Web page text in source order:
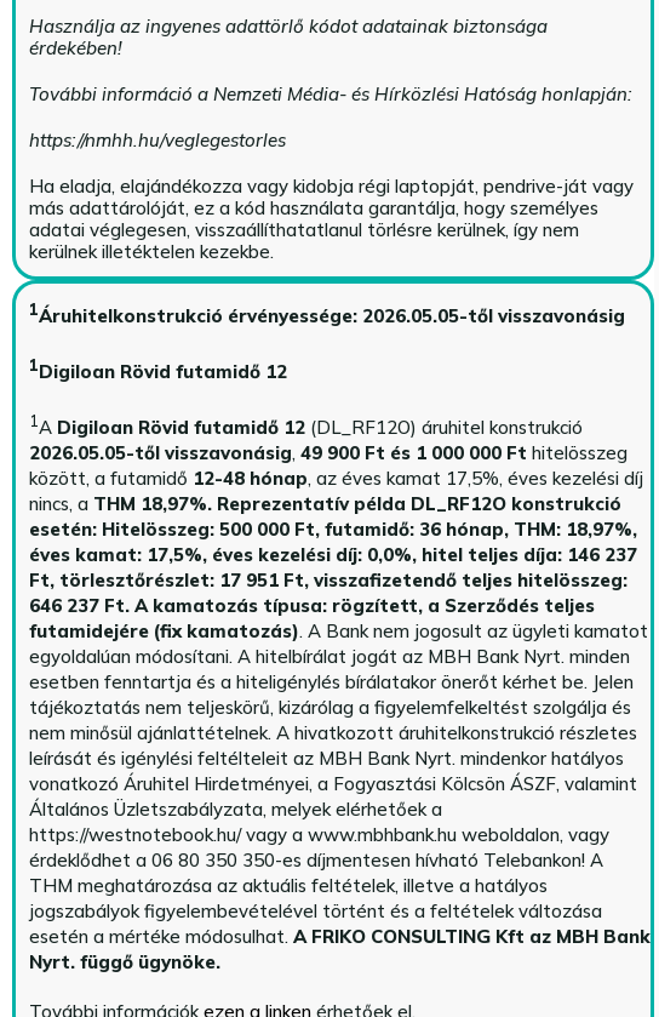
Használja az ingyenes adattörlő kódot adatainak biztonsága
érdekében!
További információ a Nemzeti Média- és Hírközlési Hatóság honlapján:
https://nmhh.hu/veglegestorles
Ha eladja, elajándékozza vagy kidobja régi laptopját, pendrive-ját vagy
más adattárolóját, ez a kód használata garantálja, hogy személyes
adatai véglegesen, visszaállíthatatlanul törlésre kerülnek, így nem
kerülnek illetéktelen kezekbe.
1Áruhitelkonstrukció érvényessége: 2026.05.05-től visszavonásig
1Digiloan Rövid futamidő 12
1A Digiloan Rövid futamidő 12(DL_RF12O) áruhitel konstrukció
2026.05.05-től visszavonásig, 49 900 Ft és 1 000 000 Ft hitelösszeg
között, a futamidő 12-48 hónap, az éves kamat 17,5%, éves kezelési díj
nincs, a THM 18,97%. Reprezentatív példa DL_RF12O konstrukció
esetén: Hitelösszeg: 500 000 Ft, futamidő: 36 hónap, THM: 18,97%,
éves kamat: 17,5%, éves kezelési díj: 0,0%, hitel teljes díja: 146 237
Ft, törlesztőrészlet: 17 951 Ft, visszafizetendő teljes hitelösszeg:
646 237 Ft. A kamatozás típusa: rögzített, a Szerződés teljes
futamidejére (fix kamatozás). A Bank nem jogosult az ügyleti kamatot
egyoldalúan módosítani. A hitelbírálat jogát az MBH Bank Nyrt. minden
esetben fenntartja és a hiteligénylés bírálatakor önerőt kérhet be. Jelen
tájékoztatás nem teljeskörű, kizárólag a figyelemfelkeltést szolgálja és
nem minősül ajánlattételnek. A hivatkozott áruhitelkonstrukció részletes
leírását és igénylési feltélteleit az MBH Bank Nyrt. mindenkor hatályos
vonatkozó Áruhitel Hirdetményei, a Fogyasztási Kölcsön ÁSZF, valamint
Általános Üzletszabályzata, melyek elérhetőek a
https://westnotebook.hu/vagy a www.mbhbank.hu weboldalon, vagy
érdeklődhet a 06 80 350 350-es díjmentesen hívható Telebankon! A
THM meghatározása az aktuális feltételek, illetve a hatályos
jogszabályok figyelembevételével történt és a feltételek változása
esetén a mértéke módosulhat. A FRIKO CONSULTING Kft az MBH Bank
Nyrt. függő ügynöke.
További információk ezen a linkenérhetőek el.